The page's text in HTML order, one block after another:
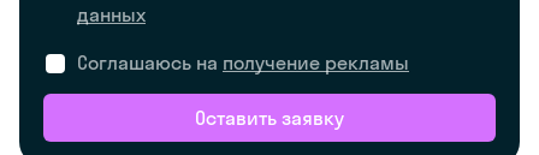
данных
Соглашаюсь на получение рекламы
Оставить заявку